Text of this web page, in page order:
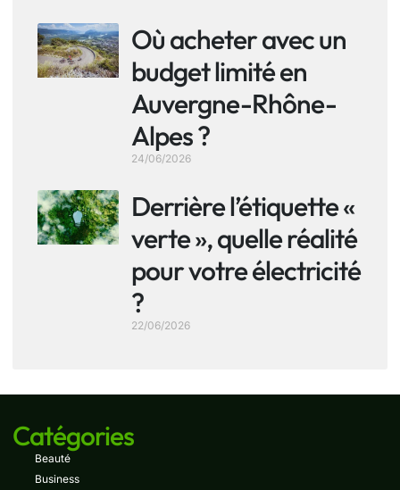
Où acheter avec un
budget limité en
Auvergne-Rhône-
Alpes ?
24/06/2026
Derrière l’étiquette «
verte », quelle réalité
pour votre électricité
?
22/06/2026
Catégories
Beauté
Business